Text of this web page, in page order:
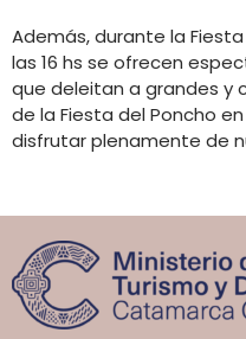
Además, durante la
las 16 hs se ofrecen
que deleitan a grandes y
de la Fiesta del Poncho
disfrutar plenamente de